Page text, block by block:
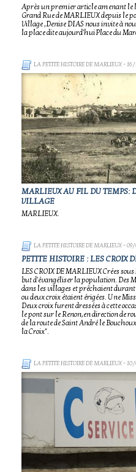
Après un premier article amenant le
Grand Rue de MARLIEUX depuis le
Village ,Denise DIAS nous invite à
la place dite aujourd'hui Place du
LA PETITE HISTOIRE DE MARLIEUX- 16/
MARLIEUX AU FIL DU TEMPS:
VILLAGE
MARLIEUX.
LA PETITE HISTOIRE DE MARLIEUX- 09/
PETITE HISTOIRE : LES CROIX
LES CROIX DE MARLIEUX Crées
but d'évangéliser la population. Des
dans les villages et prêchaient
ou deux croix étaient érigées. Une
Deux croix furent dressées à cette
le pont sur le Renon,en direction de
de la route de Saint André le
la Croix".
LA PETITE HISTOIRE DE MARLIEUX- 10/